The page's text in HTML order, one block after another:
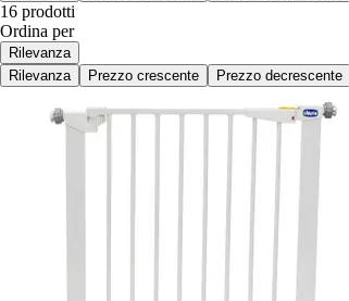
16 prodotti
Ordina per
Rilevanza
Rilevanza
Prezzo crescente Prezzo decrescente